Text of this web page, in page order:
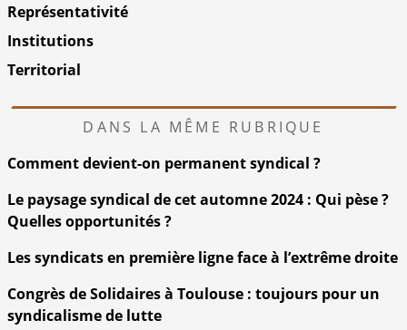
Représentativité
Institutions
Territorial
DANS LA MÊME RUBRIQUE
Comment devient-on permanent syndical ?
Le paysage syndical de cet automne 2024 : Qui pèse ?
Quelles opportunités ?
Les syndicats en première ligne face à l’extrême droite
Congrès de Solidaires à Toulouse : toujours pour un
syndicalisme de lutte